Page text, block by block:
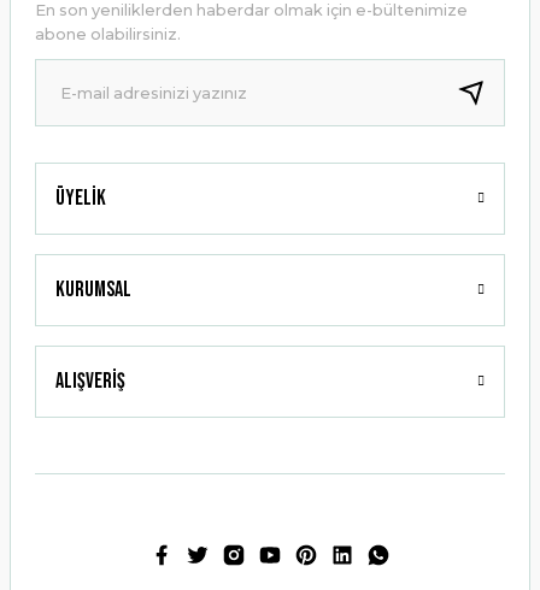
Ürün bilgilerinde hatalar bulunuyor.
Ürün fiyatı diğer sitelerden daha pahalı.
Bu ürüne benzer farklı alternatifler olmalı.
Gönder
Üyelik
Kurumsal
Alışveriş
En son yeniliklerden haberdar olmak için e-bültenimize
abone olabilirsiniz.